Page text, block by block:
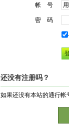
帐 号
密 码
还没有注册吗？
如果还没有本站的通行帐